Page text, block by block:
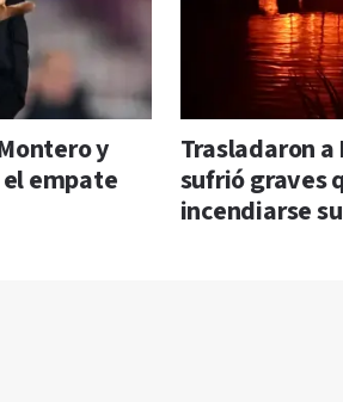
y
empate
Trasladaron a
sufrió graves
incendiarse